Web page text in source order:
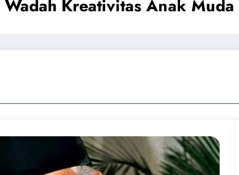
Kreativitas Anak Muda